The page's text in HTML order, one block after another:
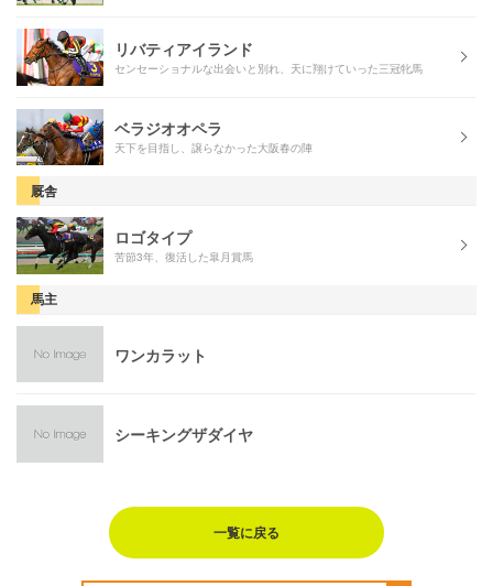
リバティアイランド
センセーショナルな出会いと別れ、天に翔けていった三冠牝馬
ベラジオオペラ
天下を目指し、譲らなかった大阪春の陣
厩舎
ロゴタイプ
苦節3年、復活した皐月賞馬
馬主
ワンカラット
シーキングザダイヤ
一覧に戻る